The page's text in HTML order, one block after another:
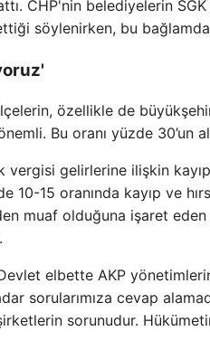
CHP'nin belediyelerin
söylenirken, bu
özellikle de
önemli. Bu oranı yüzde
vergisi gelirlerine ilişkin
10-15 oranında kayıp ve
muaf olduğuna işaret
elbette AKP
sorularımıza cevap
sorunudur.